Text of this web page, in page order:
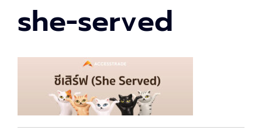
she-served